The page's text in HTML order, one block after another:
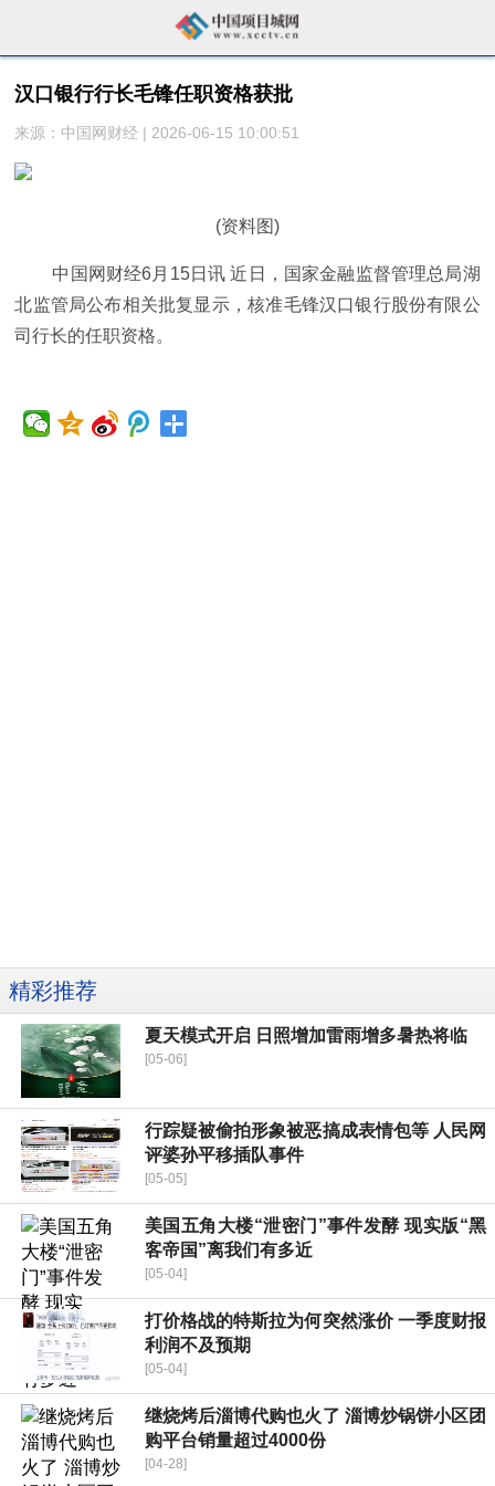
汉口银行行长毛锋任职资格获批
来源：中国网财经 | 2026-06-15 10:00:51
(资料图)
中国网财经6月15日讯 近日，国家金融监督管理总局湖
北监管局公布相关批复显示，核准毛锋汉口银行股份有限公
司行长的任职资格。
精彩推荐
夏天模式开启 日照增加雷雨增多暑热将临
[05-06]
行踪疑被偷拍形象被恶搞成表情包等 人民网
评婆孙平移插队事件
[05-05]
美国五角大楼“泄密门”事件发酵 现实版“黑
客帝国”离我们有多近
[05-04]
打价格战的特斯拉为何突然涨价 一季度财报
利润不及预期
[05-04]
继烧烤后淄博代购也火了 淄博炒锅饼小区团
购平台销量超过4000份
[04-28]